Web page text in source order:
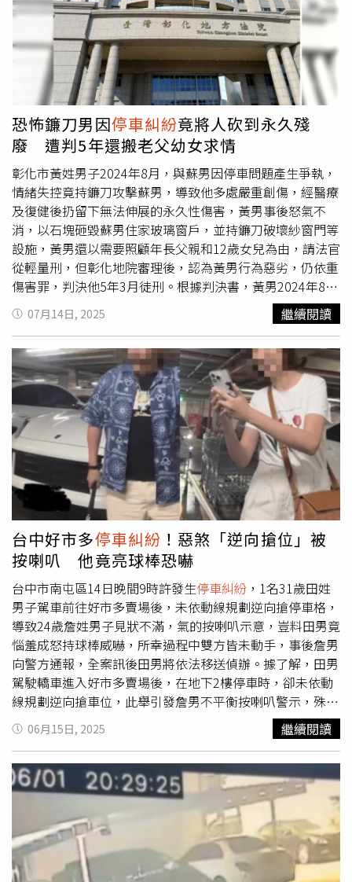
憤怒，直指其「傲慢無理」。這起事件再次引爆社會對「特
權心態」的關注。有網友表示：「明明是她違規，卻還敢叫
人道歉，這才是真正的不講理。」多數輿論認為，當金錢與
權勢被錯誤地視為免責籌碼，公共規則將面臨嚴重侵蝕。實
際上，豪車違停獲得寬容待遇的現象並非個案。過去數據顯
示，高價車輛在違規事件中常獲得較低的處罰比率，引發社
會對「階層執法差異」的疑慮。若此類事件未能受到嚴正處
理，將使一般守規市民對制度的信任感進一步下降。對此，
有專家建議應引入AI監控輔助執法，並將停車違規紀錄納入
個人信用評分，同時強化社區管理單位的中立性與執法標
準，防止「壓力干預」成為擺脫責任的通行證。這起看似日
常的 停車糾紛，其實是一面放大鏡，映照出當前社會中部分
特權階層對公共規則的輕蔑。真正的公平，從不是「誰先
來」或「誰有錢」決定，而是每一位公民是否願意共同遵守
公共秩序。從現場畫面可見，兩車距離過窄，主因為保時捷
車輛未依規停放。（圖／翻攝自微博， 北京時間 ）
恐怖鐮刀男因停車糾紛竟將人砍到永久殘
廢 遭判5年還搬老父幼女求情
彰化市黃姓男子2024年8月，與蘇男因停車問題產生爭執，
情緒失控竟持鐮刀攻擊蘇男，導致他多處嚴重創傷，經醫療
及復健後扔留下無法伸展的永久性傷害，黃男事後怒氣不
消，以石塊砸毀蘇男住家玻璃窗戶，並持鐮刀破壞紗窗門等
設施，黃男還以需要照顧年長父親和12歲女兒為由，請法官
從輕量刑，但彰化地院審理後，認為黃男行為惡劣，仍依重
傷害罪，判決他5年3月徒刑。根據判決書，黃男2024年8月
3日下午，因停車與蘇男發生爭執，竟持鐮刀攻擊蘇男，造
成蘇男左上肢切割傷併三頭肌及肱二頭肌肌肉斷裂、橈神經
及肌皮斷裂、右上腹部撕裂傷及左肱骨皮質骨折，經醫療和
復健後，大拇指、手指和手腕仍無法伸展，蘇男因傷返家休
養後，黃男仍不罷休，竟再次前往其住處，用石塊砸破窗
戶，隨後持鐮刀破壞門外紗門及玻璃桌等財物，行為囂張。
法官審理蘇男所提出的診斷證明，認定其傷勢已達重傷程
度，此外，經調查發現，黃男曾於2021年因恐嚇罪遭判刑4
個月，並已執行完畢，如今卻再犯相同性質的暴力行為，顯
然毫無悔意，故依法從重量刑。法院另考量黃男僅因瑣事與
人爭執，卻未冷靜解決，反持鐮刀攻擊攻擊蘇男，導致對方
重傷，又以石塊與鐮刀破壞蘇男住處的門窗和桌椅等財物，
其行為過當，儘管黃男再審理期間坦承犯行，卻未對蘇男的
損失做出賠償，僅依需扶養男長父親和年幼女兒為由請求從
輕，法院審酌後，仍舊重傷害罪判處有期徒刑5年3個月，另
因損毀罪部分判處有期徒刑3個月，得依易科罰金，全案仍
可上訴。
07月14日, 2025 繼續閱讀
台中好市多停車糾紛 ！惡煞「逆向搶位」被
按喇叭 他竟亮球棒恐嚇
台中市南屯區14日晚間9時許發生停車糾紛 ，1名31歲田姓
男子駕車前往好市多賣場後，未依動線規劃逆向搶停車格，
導致24歲詹姓男子見狀不滿，氣的按喇叭示意，豈料田男竟
惱羞成怒持球棒威嚇，所幸過程中雙方皆未動手，事後詹男
向警方通報，全案訊後田男將依法移送偵辦。據了解，田男
駕駛轎車進入好市多賣場後，在地下2樓停車時，卻未依動
線規劃逆向搶車位，此舉引發詹男不平衡按喇叭警示，殊不
知田男也氣的手持球棒下車叫囂，甚至擅自打開詹男車門，
嚇壞詹男妻子趕緊拿手機拍攝蒐證，幸虧2人並未爆發肢體
衝突，待警方抵達處理時田男及其妻早已離開現場。警方表
示，14日晚間9時4分獲報，好市多美式賣場發生停車糾
紛，且詹男要向田男提出恐嚇告訴，直到15日凌晨1時17分
田男被通知到案後，他則自稱是詹男開窗叫囂要求下車，他
才下車並拿球棒自衛，並非有恐嚇意圖，但全案訊後，田男
仍依涉犯《恐嚇罪》送辦，詳細事發過程及原因仍待警方調
查釐清。
06月15日, 2025 繼續閱讀